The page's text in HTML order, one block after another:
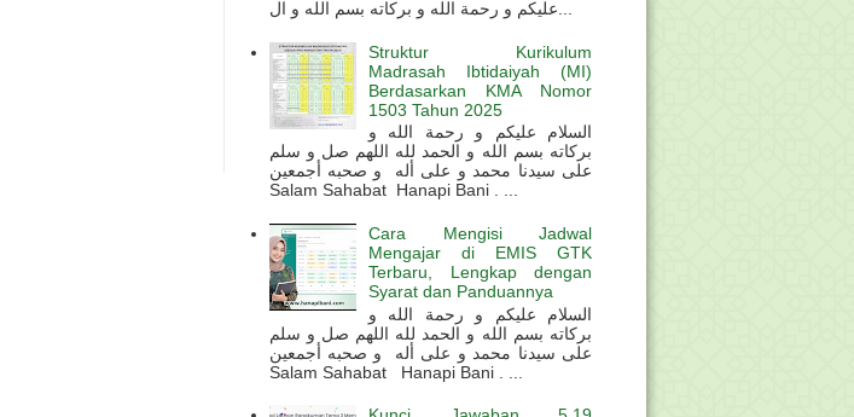
Struktur Kurikulum
Madrasah Ibtidaiyah (MI)
Berdasarkan KMA Nomor
1503 Tahun 2025
السلام عليكم و رحمة الله و
بركاته بسم الله و الحمد لله اللهم صل و سلم
على سيدنا محمد و على أله و صحبه أجمعين
Salam Sahabat Hanapi Bani . ...
Cara Mengisi Jadwal
Mengajar di EMIS GTK
Terbaru, Lengkap dengan
Syarat dan Panduannya
السلام عليكم و رحمة الله و
بركاته بسم الله و الحمد لله اللهم صل و سلم
على سيدنا محمد و على أله و صحبه أجمعين
Salam Sahabat Hanapi Bani . ...